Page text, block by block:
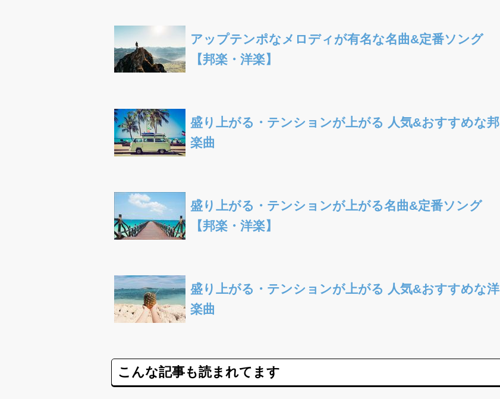
アップテンポなメロディが有名な名曲&定番ソング
【邦楽・洋楽】
盛り上がる・テンションが上がる 人気&おすすめな邦
楽曲
盛り上がる・テンションが上がる名曲&定番ソング
【邦楽・洋楽】
盛り上がる・テンションが上がる 人気&おすすめな洋
楽曲
こんな記事も読まれてます